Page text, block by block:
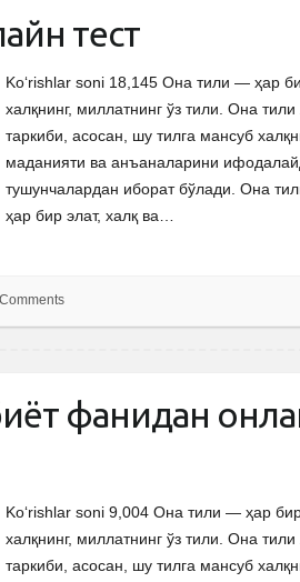
тест
Ko‘rishlar soni 18,145 Она тили — ҳар
халқнинг, миллатнинг ўз тили. Она тили
таркиби, асосан, шу тилга мансуб
маданияти ва анъаналарини
тушунчалардан иборат бўлади. Она
ҳар бир элат, халқ ва…
фанидан
Ko‘rishlar soni 9,004 Она тили — ҳар бир
халқнинг, миллатнинг ўз тили. Она тили
таркиби, асосан, шу тилга мансуб